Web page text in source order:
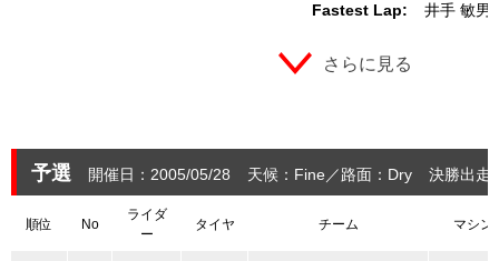
Fastest Lap:
井手 敏男
さらに見る
予選 開催日：2005/05/28 天候：Fine 路面：Dry 決勝出走
順位 No
ライダ
ー
タイヤ チーム マシン